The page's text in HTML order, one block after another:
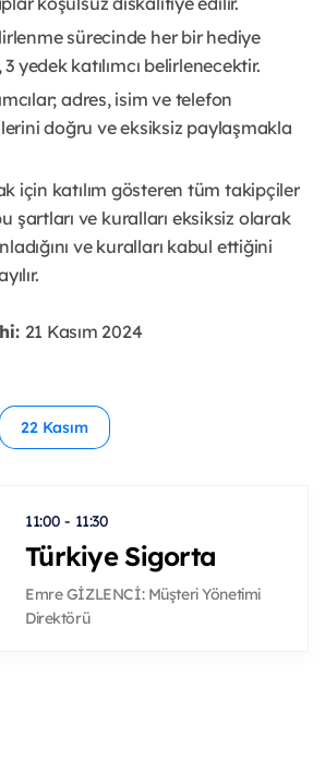
sürecinde her bir hediye
yedek katılımcı belirlenecektir.
adres, isim ve telefon
doğru ve eksiksiz paylaşmakla
için katılım gösteren tüm takipçiler
şartları ve kuralları eksiksiz olarak
ve kuralları kabul ettiğini
21 Kasım 2024
22 Kasım
11:00 - 11:30
Türkiye Sigorta
Emre GİZLENCİ: Müşteri Yönetimi
Direktörü